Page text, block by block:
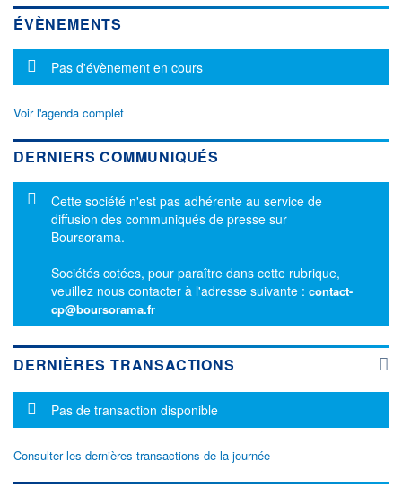
ÉVÈNEMENTS
Message d'information
Pas d'évènement en cours
Voir l'agenda complet
DERNIERS COMMUNIQUÉS
Message d'information
Cette société n'est pas adhérente au service de
diffusion des communiqués de presse sur
Boursorama.
Sociétés cotées, pour paraître dans cette rubrique,
veuillez nous contacter à l'adresse suivante : contact-
cp@boursorama.fr
DERNIÈRES TRANSACTIONS
Message d'information
Pas de transaction disponible
Consulter les dernières transactions de la journée